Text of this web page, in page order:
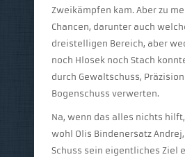
Zweikämpfen kam. Aber zu
Chancen, darunter auch
dreistelligen Bereich, aber
noch Hlosek noch Stach
durch Gewaltschuss,
Bogenschuss verwerten.
Na, wenn das alles nichts
wohl Olis Bindenersatz
Schuss sein eigentliches Ziel